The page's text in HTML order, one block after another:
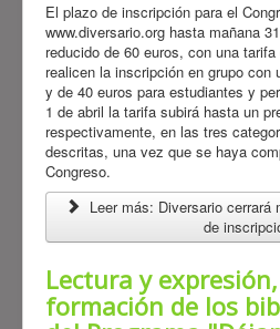
El plazo de inscripción para el
www.diversario.org hasta mañana
reducido de 60 euros, con una
realicen la inscripción en grupo con
y de 40 euros para estudiantes y
1 de abril la tarifa subirá hasta un
respectivamente, en las tres
descritas, una vez que se haya
Congreso.
Leer más: Diversario cerrará
de
Lectura y
formación de los